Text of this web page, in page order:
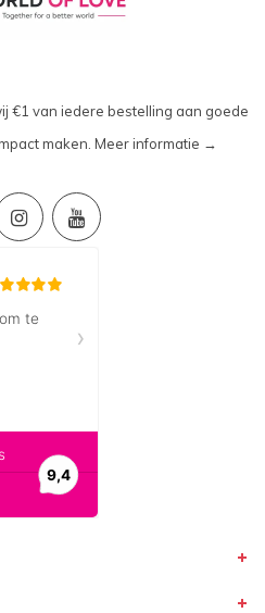
€1 van iedere bestelling aan goede
maken. Meer informatie →